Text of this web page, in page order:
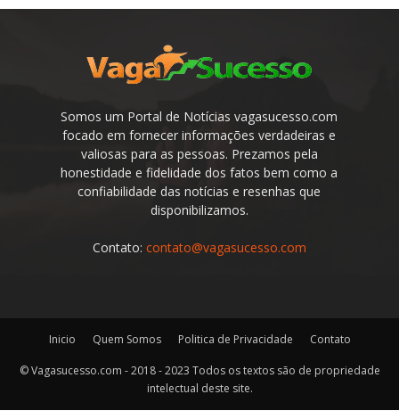
Somos um Portal de Notícias vagasucesso.com
focado em fornecer informações verdadeiras e
valiosas para as pessoas. Prezamos pela
honestidade e fidelidade dos fatos bem como a
confiabilidade das notícias e resenhas que
disponibilizamos.
Contato: contato@vagasucesso.com
Inicio Quem Somos Politica de Privacidade Contato
© Vagasucesso.com - 2018 - 2023 Todos os textos são de propriedade
intelectual deste site.